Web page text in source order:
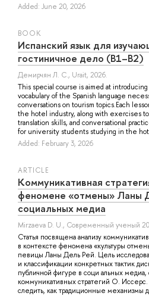
Added: June 20, 2026
BOOK
Испанский язык для
гостиничное дело (B1–B2)
Демирчян Л. С., Urait, 2026.
This special course is aimed at
vocabulary of the Spanish language
conversations on tourism topics.Each
the hotel industry, along with exercises
translation skills, and conversational
for university students studying in the
Added: February 3, 2026
ARTICLE
Коммуникативная
феномене «отмены» Ланы
социальных медиа
Mirzaeva D. U., Современный ученый
Статья посвящена анализу
в контексте феномена «культуры
певицы Ланы Дель Рей. Цель
и классификации конкретных тактик
публичной фигуре в соци альных
коммуникативных стратегий О. Иссерс.
следить, как традиционные механизмы